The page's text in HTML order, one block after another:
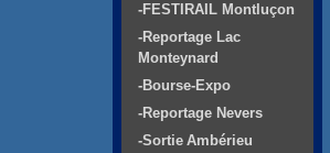
-FESTIRAIL Montluçon
-Reportage Lac
Monteynard
-Bourse-Expo
-Reportage Nevers
-Sortie Ambérieu